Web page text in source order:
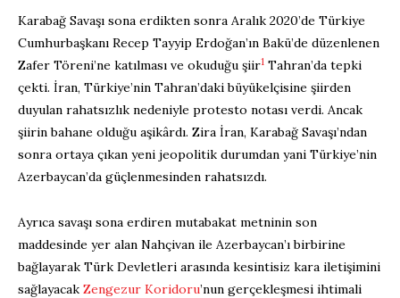
Karabağ Savaşı sona erdikten sonra Aralık 2020’de Türkiye
Cumhurbaşkanı Recep Tayyip Erdoğan’ın Bakü’de düzenlenen
Zafer Töreni’ne katılması ve okuduğu şiir1 Tahran’da tepki
çekti. İran, Türkiye’nin Tahran’daki büyükelçisine şiirden
duyulan rahatsızlık nedeniyle protesto notası verdi. Ancak
şiirin bahane olduğu aşikârdı. Zira İran, Karabağ Savaşı’ndan
sonra ortaya çıkan yeni jeopolitik durumdan yani Türkiye’nin
Azerbaycan’da güçlenmesinden rahatsızdı.
Ayrıca savaşı sona erdiren mutabakat metninin son
maddesinde yer alan Nahçivan ile Azerbaycan’ı birbirine
bağlayarak Türk Devletleri arasında kesintisiz kara iletişimini
sağlayacak Zengezur Koridoru’nun gerçekleşmesi ihtimali